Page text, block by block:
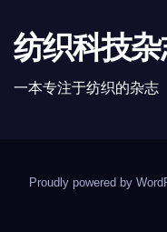
纺织科技
一本专注于纺织的杂志
Proudly powered by